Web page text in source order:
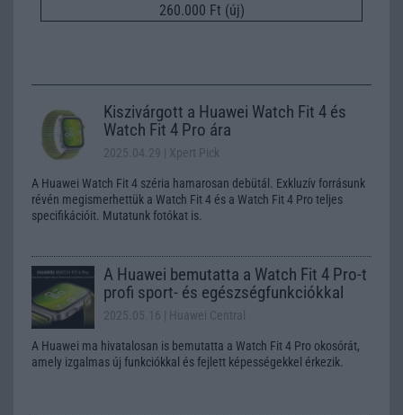
260.000 Ft (új)
Kiszivárgott a Huawei Watch Fit 4 és
Watch Fit 4 Pro ára
2025.04.29 | Xpert Pick
A Huawei Watch Fit 4 széria hamarosan debütál. Exkluzív forrásunk
révén megismerhettük a Watch Fit 4 és a Watch Fit 4 Pro teljes
specifikációit. Mutatunk fotókat is.
A Huawei bemutatta a Watch Fit 4 Pro-t
profi sport- és egészségfunkciókkal
2025.05.16 | Huawei Central
A Huawei ma hivatalosan is bemutatta a Watch Fit 4 Pro okosórát,
amely izgalmas új funkciókkal és fejlett képességekkel érkezik.